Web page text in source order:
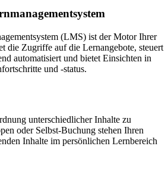
(LMS) ist der Motor Ihrer
die Zugriffe auf die Lernangebote, steuert
automatisiert und bietet Einsichten in
und -status.
unterschiedlicher Inhalte zu
oder Selbst-Buchung stehen Ihren
Inhalte im persönlichen Lernbereich